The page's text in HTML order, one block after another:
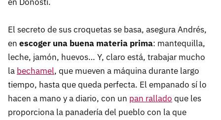
El secreto de sus croquetas se basa, asegura Andrés,
en escoger una buena materia prima: mantequilla,
leche, jamón, huevos… Y, claro está, trabajar mucho
la bechamel, que mueven a máquina durante largo
tiempo, hasta que queda perfecta. El empanado sí lo
hacen a mano y a diario, con un pan rallado que les
proporciona la panadería del pueblo con la que